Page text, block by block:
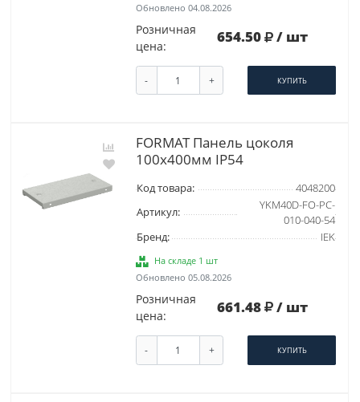
Обновлено 04.08.2026
Розничная
цена:
654.50 / шт
- + КУПИТЬ
FORMAT Панель цоколя
100х400мм IP54
Код товара:
4048200
Артикул:
YKM40D-FO-PC-
010-040-54
Бренд:
IEK
На складе 1 шт
Обновлено 05.08.2026
Розничная
цена:
661.48 / шт
- + КУПИТЬ